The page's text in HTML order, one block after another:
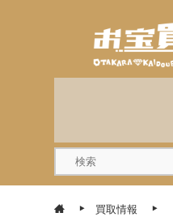
買取情報